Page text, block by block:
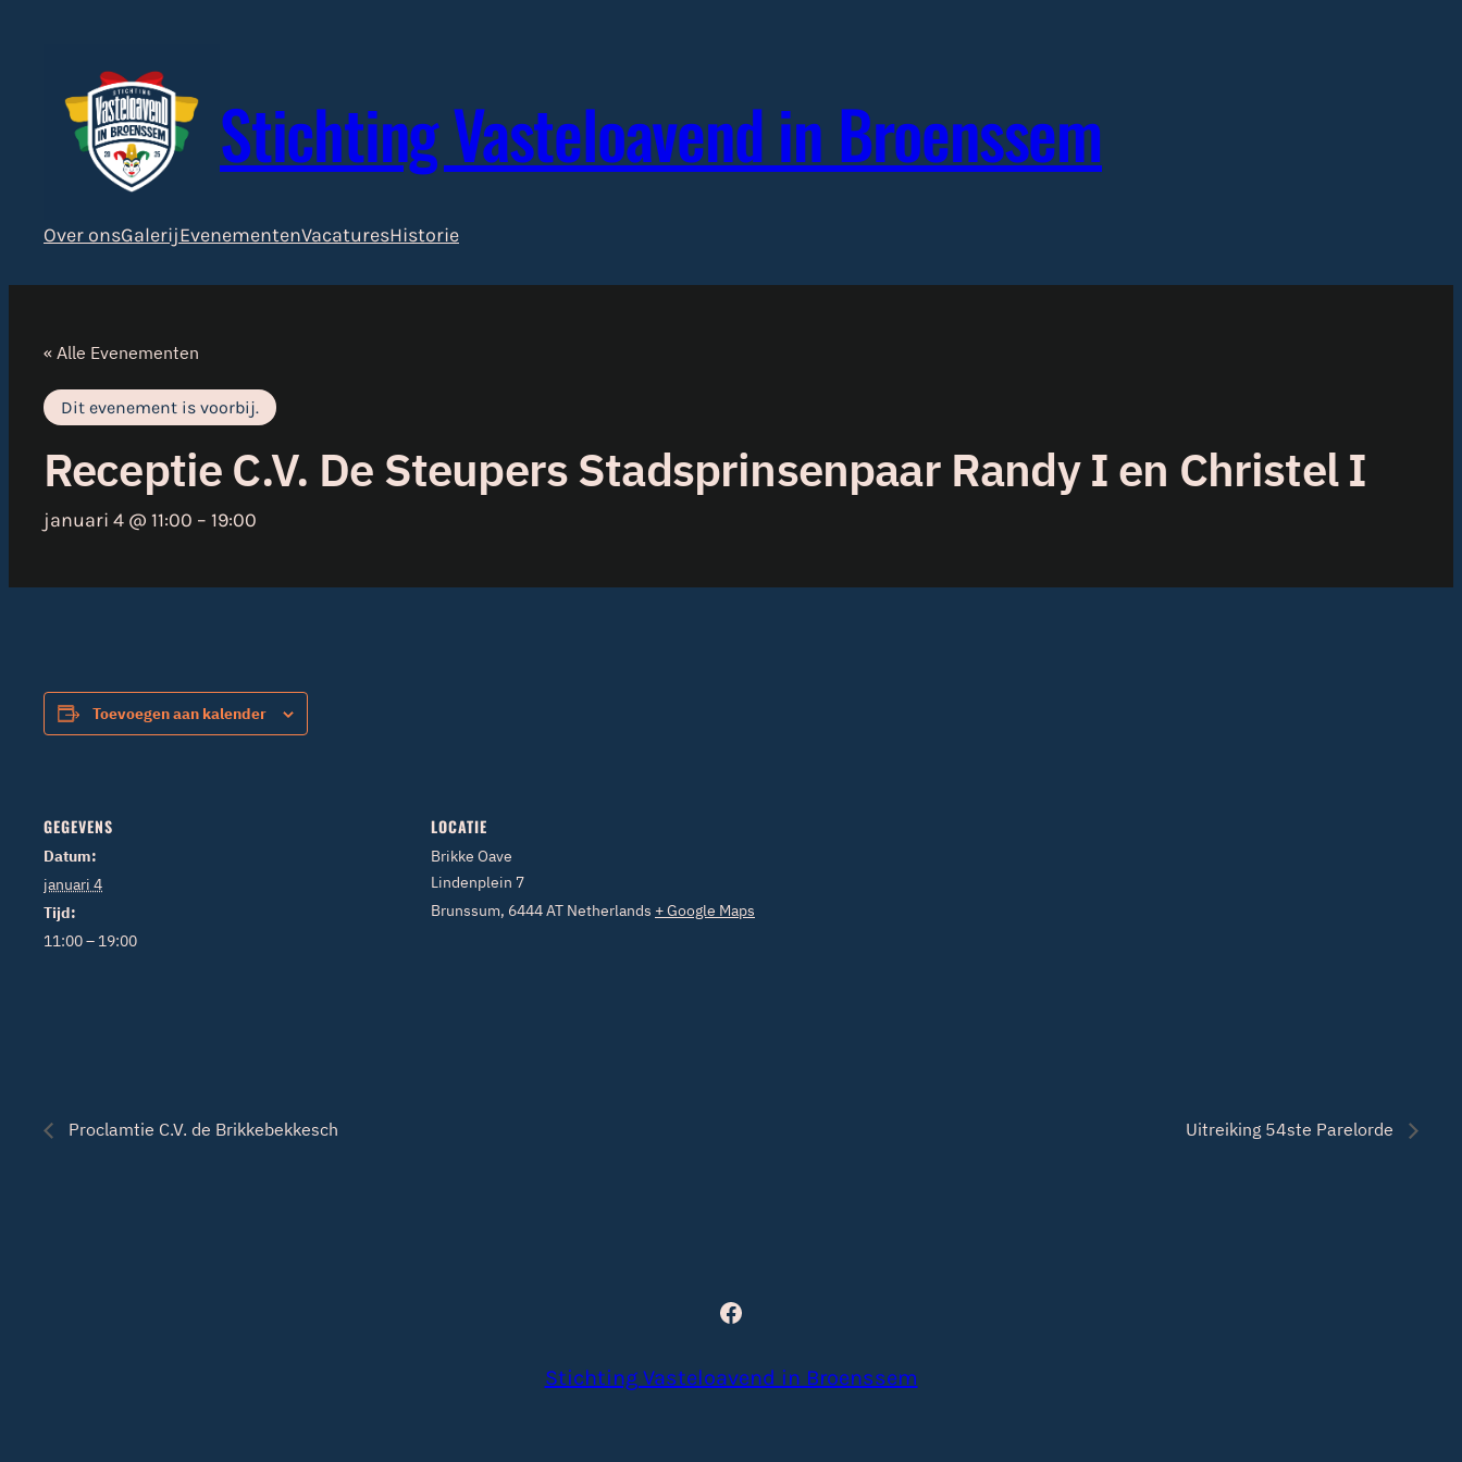
Stichting Vasteloavend in Broenssem
Over onsGalerijEvenementenVacaturesHistorie
« Alle Evenementen
Dit evenement is voorbij.
Receptie C.V. De Steupers Stadsprinsenpaar Randy I en Christel I
januari 4 @ 11:00 – 19:00
Toevoegen aan kalender
GEGEVENS
Datum:
januari 4
Tijd:
11:00 – 19:00
LOCATIE
Brikke Oave
Lindenplein 7
Brunssum, 6444 AT Netherlands + Google Maps
Proclamtie C.V. de Brikkebekkesch Uitreiking 54ste Parelorde
Facebook
Stichting Vasteloavend in Broenssem